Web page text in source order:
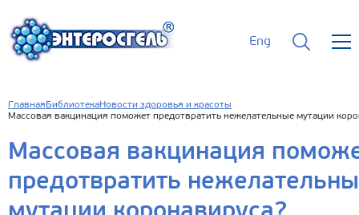
Eng
Главная БиблиотекаНовости здоровья и красоты
Массовая вакцинация поможет предотвратить нежелательные мутации
Массовая вакцинация
предотвратить